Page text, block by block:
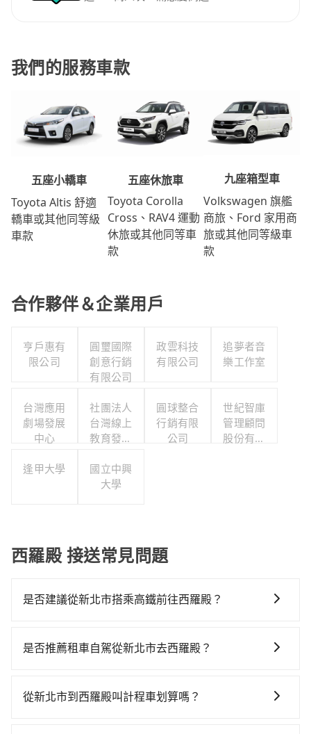
我們的服務車款
五座小轎車
Toyota Altis 舒適
轎車或其他同等級
車款
五座休旅車
Toyota Corolla
Cross、RAV4 運動
休旅或其他同等車
款
九座箱型車
Volkswagen 旗艦
商旅、Ford 家用商
旅或其他同等級車
款
合作夥伴＆企業用戶
亨戶惠有
限公司
圓璽國際
創意行銷
有限公司
政雲科技
有限公司
追夢者音
樂工作室
台灣應用
劇場發展
中心
社團法人
台灣線上
教育發展
圓球整合
行銷有限
公司
世紀智庫
管理顧問
股份有限
逢甲大學
國立中興
大學
西羅殿 接送常見問題
是否建議從新北市搭乘高鐵前往西羅殿？
從最早06:34一直到21:50，板橋-台南一天最多有62班次
達高鐵站後，步行進站、現場購票並於月台排隊的時間
是否推薦租車自駕從新北市去西羅殿？
時不需要閉目養神（因為要自己開車），最重要的是你
從新北市到西羅殿叫計程車划算嗎？